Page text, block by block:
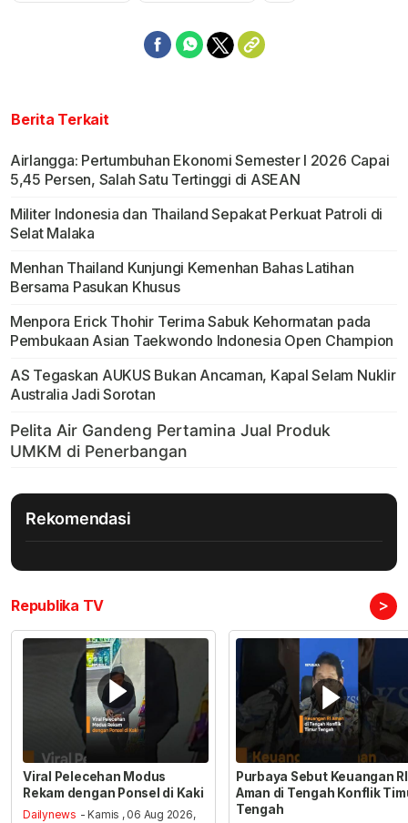
Berita Terkait
Airlangga: Pertumbuhan Ekonomi Semester I 2026 Capai
5,45 Persen, Salah Satu Tertinggi di ASEAN
Militer Indonesia dan Thailand Sepakat Perkuat Patroli di
Selat Malaka
Menhan Thailand Kunjungi Kemenhan Bahas Latihan
Bersama Pasukan Khusus
Menpora Erick Thohir Terima Sabuk Kehormatan pada
Pembukaan Asian Taekwondo Indonesia Open Champion
AS Tegaskan AUKUS Bukan Ancaman, Kapal Selam Nuklir
Australia Jadi Sorotan
Rekomendasi
Republika TV >
Viral Pelecehan Modus
Rekam dengan Ponsel di Kaki
Dailynews - Kamis , 06 Aug 2026,
Purbaya Sebut Keuangan RI
Aman di Tengah Konflik
Tengah